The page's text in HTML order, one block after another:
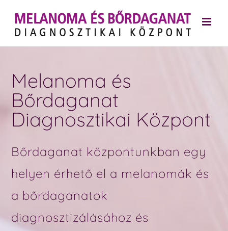
Melanoma és
Bőrdaganat
Diagnosztikai Központ
Bőrdaganat központunkban egy
helyen érhető el a melanomák és
a bőrdaganatok
diagnosztizálásához és